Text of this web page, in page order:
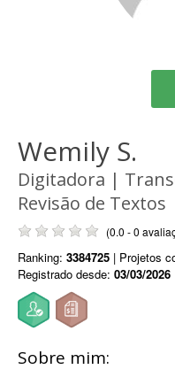
Wemily S.
Digitadora |
Revisão de Textos
(0.0 - 0
Ranking: 3384725 | Projetos
Registrado desde: 03/03/2026
Sobre mim: